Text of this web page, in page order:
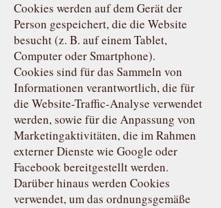
Cookies werden auf dem Gerät der
Person gespeichert, die die Website
besucht (z. B. auf einem Tablet,
Computer oder Smartphone).
Cookies sind für das Sammeln von
Informationen verantwortlich, die für
die Website-Traffic-Analyse verwendet
werden, sowie für die Anpassung von
Marketingaktivitäten, die im Rahmen
externer Dienste wie Google oder
Facebook bereitgestellt werden.
Darüber hinaus werden Cookies
verwendet, um das ordnungsgemäße